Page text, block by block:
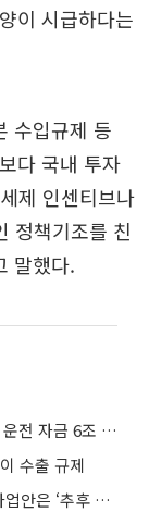
이 시급하다는
수입규제 등
다 국내 투자
제 인센티브나
정책기조를 친
말했다.
일본산 대체 원자재 관세 인하…피해 기업 운전 자금 6조 공급
수출 규제
싸이월드, 10월 부활 예고…그러나 핵심 사업안은 ‘추후 공개’